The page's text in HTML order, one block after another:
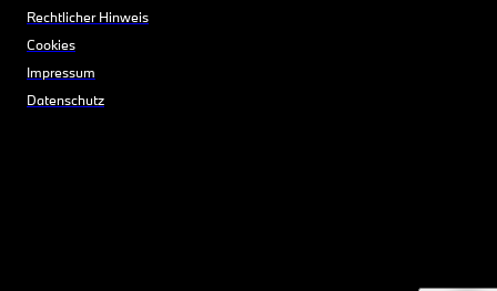
Rechtlicher Hinweis
Cookies
Impressum
Datenschutz